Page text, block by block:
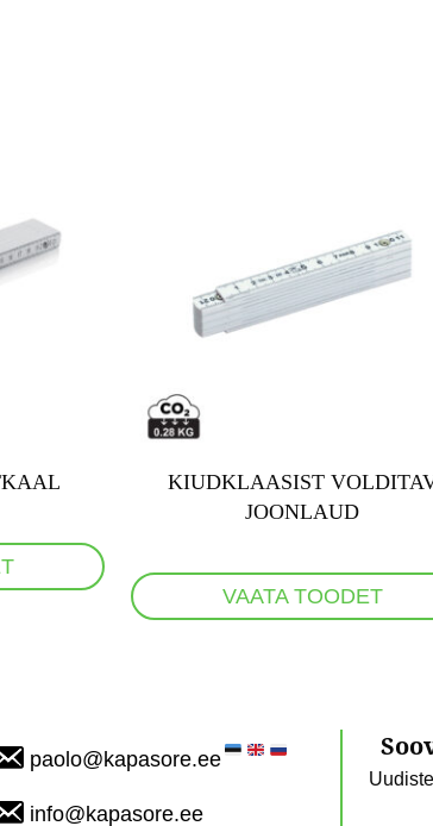
KIUDKLAASIST
JOONLAUD
VAATA TOODET
paolo@kapasore.ee
info@kapasore.ee